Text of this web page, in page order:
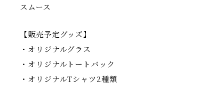
スムース
【販売予定グッズ】
・オリジナルグラス
・オリジナルトートバック
・オリジナルTシャツ2種類